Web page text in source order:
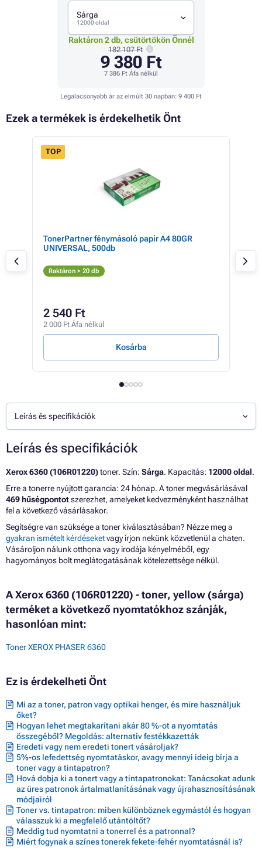
Sárga
12000 oldal
Raktáron 2 db, csütörtökön Önnél
182 107 Ft
9 380 Ft
7 386 Ft Áfa nélkül
Legalacsonyabb ár az elmúlt 30 napban: 9 400 Ft
Ezek a termékek is érdekelhetik Önt
TOP
TonerPartner fénymásoló papír A4 80GR
UNIVERSAL, 500db
Raktáron > 20 db
2 540 Ft
2 000 Ft Áfa nélkül
Kosárba
Leírás és specifikációk
Leírás és specifikációk
Xerox 6360 (106R01220)toner. Szín: Sárga. Kapacitás: 12000 oldal.
Erre a tonerre nyújtott garancia: 24 hónap. A toner megvásárlásával
469 hűségpontotszerezhet, amelyeket kedvezményként használhat
fel a következő vásárlásakor.
Segítségre van szüksége a toner kiválasztásában? Nézze meg a
gyakran ismételt kérdéseketvagy írjon nekünk közvetlenül a chaten.
Vásároljon nálunk otthona vagy irodája kényelméből, egy
hagyományos bolt meglátogatásának kötelezettsége nélkül.
A Xerox 6360 (106R01220) - toner, yellow (sárga)
terméket a következő nyomtatókhoz szánják,
hasonlóan mint:
Toner XEROX PHASER 6360
Ez is érdekelheti Önt
Mi az a toner, patron vagy optikai henger, és mire használjuk
őket?
Hogyan lehet megtakarítani akár 80 %-ot a nyomtatás
összegéből? Megoldás: alternatív festékkazetták
Eredeti vagy nem eredeti tonert vásároljak?
5%-os lefedettség nyomtatáskor, avagy mennyi ideig bírja a
toner vagy a tintapatron?
Hová dobja ki a tonert vagy a tintapatronokat: Tanácsokat adunk
az üres patronok ártalmatlanításának vagy újrahasznosításának
módjairól
Toner vs. tintapatron: miben különböznek egymástól és hogyan
válasszuk ki a megfelelő utántöltőt?
Meddig tud nyomtatni a tonerrel és a patronnal?
Miért fogynak a színes tonerek fekete-fehér nyomtatásnál is?